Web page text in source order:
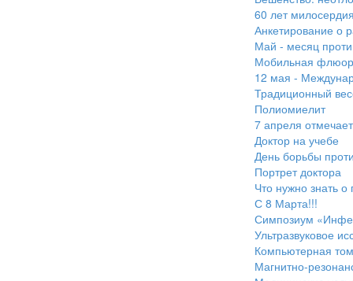
60 лет
Анкетирование о
Май - месяц
Мобильная
12 мая -
Традиционный
Полиомиелит
7 апреля
Доктор на учебе
День борьбы
Портрет доктора
Что нужно знать
С 8 Марта!!!
Симпозиум
Ультразвуковое
Компьютерная
Магнитно-